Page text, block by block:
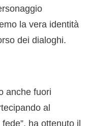
la vera identità
dei dialoghi.
anche fuori
al
ha ottenuto il